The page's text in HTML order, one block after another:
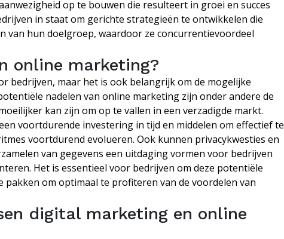
op te bouwen die resulteert in groei en succes
in staat om gerichte strategieën te ontwikkelen die
van hun doelgroep, waardoor ze concurrentievoordeel
online marketing?
bedrijven, maar het is ook belangrijk om de mogelijke
nadelen van online marketing zijn onder andere de
kan zijn om op te vallen in een verzadigde markt.
voortdurende investering in tijd en middelen om effectief te
voortdurend evolueren. Ook kunnen privacykwesties en
van gegevens een uitdaging vormen voor bedrijven
Het is essentieel voor bedrijven om deze potentiële
om optimaal te profiteren van de voordelen van
digital marketing en online